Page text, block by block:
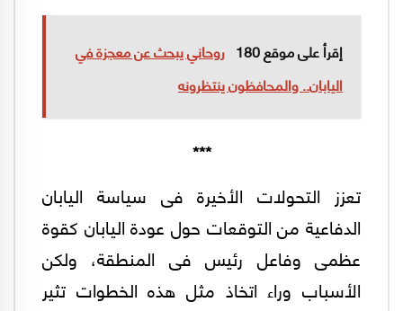
إقرأ على موقع 180
روحاني يبحث عن معجزة في
اليابان.. والمحافظون ينتظرونه
***
تعزز التحولات الأخيرة فى سياسة اليابان
الدفاعية من التوقعات حول عودة اليابان كقوة
عظمى وفاعل رئيس فى المنطقة، ولكن
الأسباب وراء اتخاذ مثل هذه الخطوات تثير